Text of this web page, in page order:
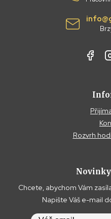
Rozvrh
Chcete, abychom Vám
Napište Váš e-mail